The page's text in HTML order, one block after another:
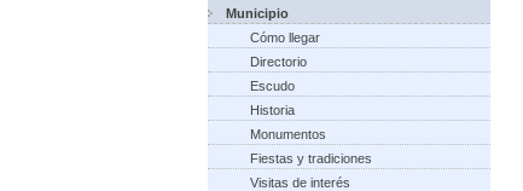
Municipio
Cómo llegar
Directorio
Escudo
Historia
Monumentos
Fiestas y tradiciones
Visitas de interés